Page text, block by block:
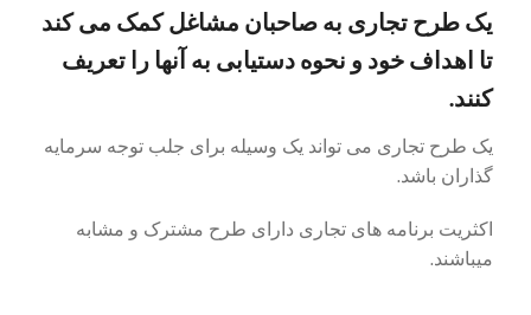
یک طرح تجاری به صاحبان مشاغل کمک می کند
تا اهداف خود و نحوه دستیابی به آنها را تعریف
کنند.
یک طرح تجاری می تواند یک وسیله برای جلب توجه سرمایه
گذاران باشد.
اکثریت برنامه های تجاری دارای طرح مشترک و مشابه
میباشند.